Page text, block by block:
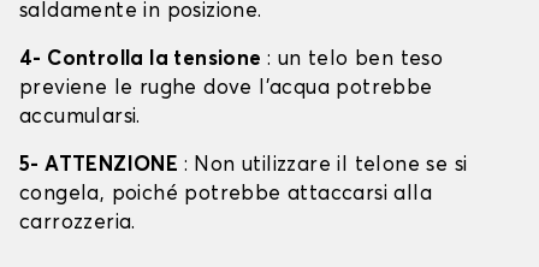
saldamente in posizione.
4- Controlla la tensione : un telo ben teso
previene le rughe dove l'acqua potrebbe
accumularsi.
5- ATTENZIONE : Non utilizzare il telone se si
congela, poiché potrebbe attaccarsi alla
carrozzeria.